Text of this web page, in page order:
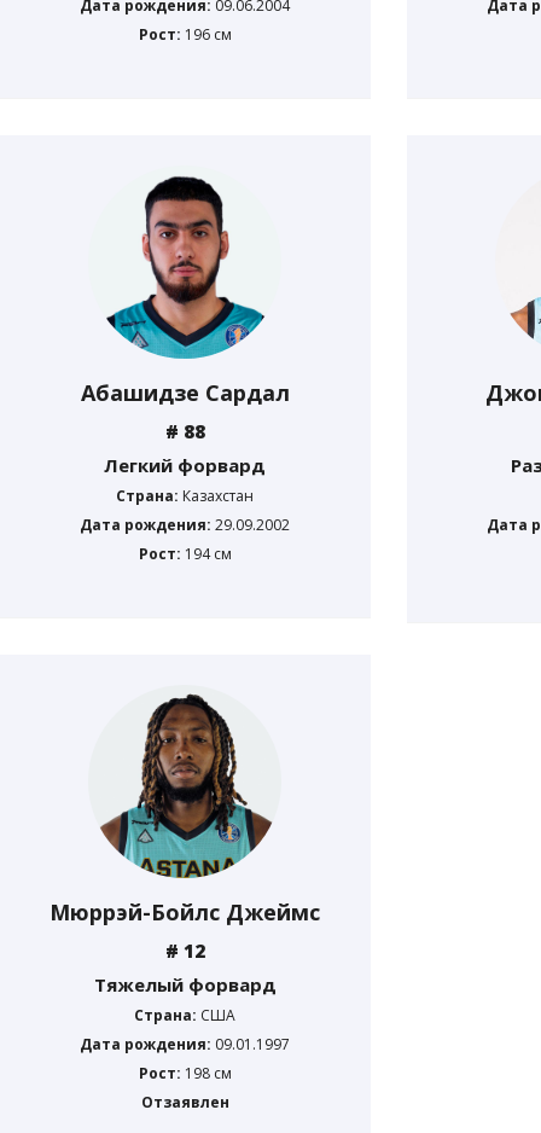
Дата рождения: 09.06.2004
Рост: 196 см
Дата
Абашидзе Сардал
# 88
Легкий форвард
Страна: Казахстан
Дата рождения:29.09.2002
Рост: 194 см
Дата
Мюррэй-Бойлс Джеймс
# 12
Тяжелый форвард
Страна: США
Дата рождения: 09.01.1997
Рост: 198 см
Отзаявлен